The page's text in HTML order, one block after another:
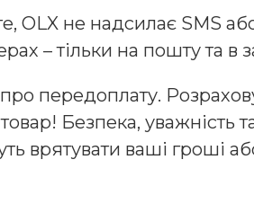
OLX не надсилає SMS
– тільки на пошту та в
передоплату.
Безпека, уважність
врятувати ваші гроші